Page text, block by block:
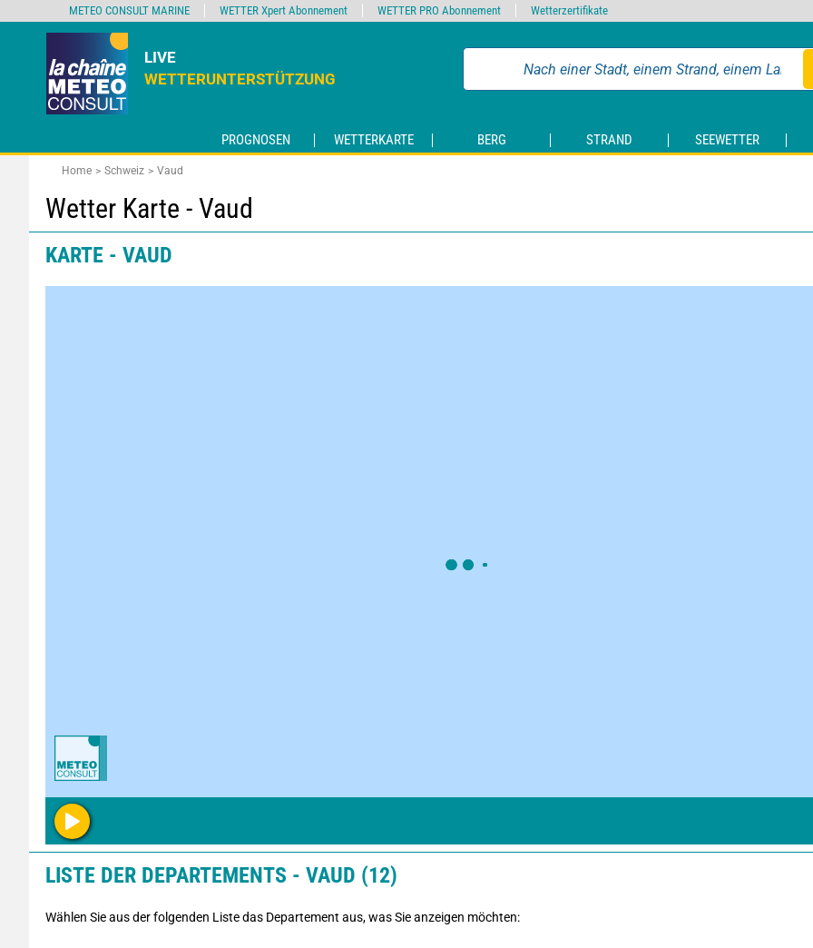
LIVE
WETTERUNTERSTÜTZUNG
PROGNOSEN WETTERKARTE BERG STRAND SEEWETTER
Home Schweiz Vaud
Wetter Karte - Vaud
KARTE - VAUD
LISTE DER DEPARTEMENTS - VAUD (12)
Wählen Sie aus der folgenden Liste das Departement aus, was Sie anzeigen möchten:
METEO CONSULT MARINE WETTER Xpert Abonnement WETTER PRO Abonnement Wetterzertifikate